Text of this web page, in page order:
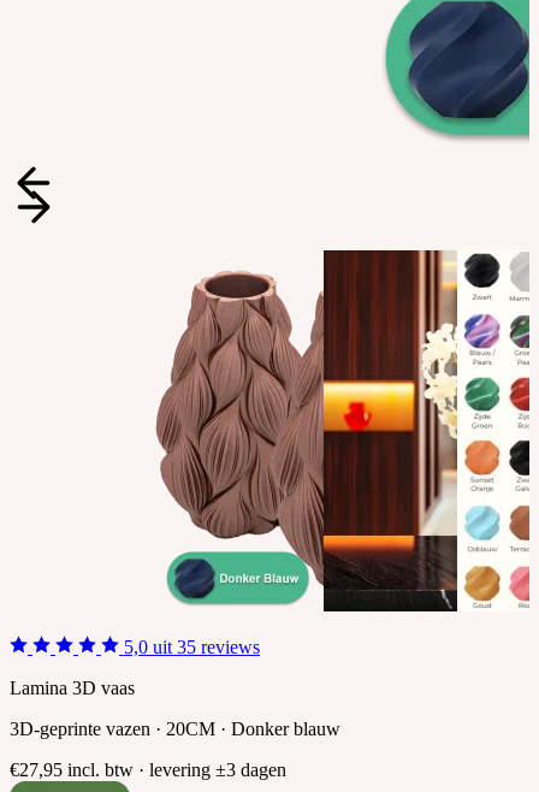
5,0 uit 35 reviews
Lamina 3D vaas
3D-geprinte vazen · 20CM · Donker blauw
€27,95 incl. btw · levering ±3 dagen